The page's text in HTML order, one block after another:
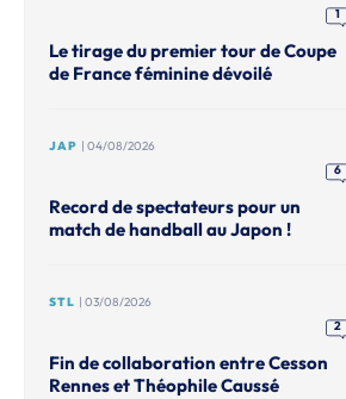
1
Le tirage du premier tour de Coupe
de France féminine dévoilé
JAP | 04/08/2026
6
Record de spectateurs pour un
match de handball au Japon !
STL | 03/08/2026
2
Fin de collaboration entre Cesson
Rennes et Théophile Caussé